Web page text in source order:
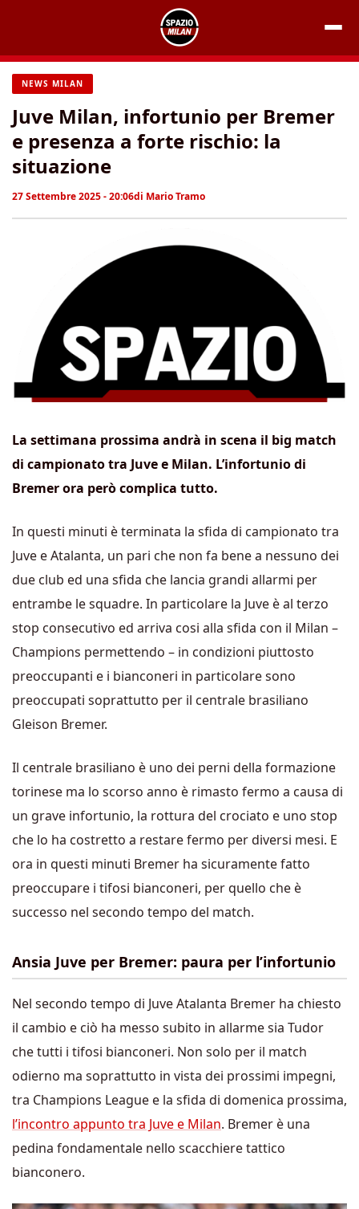
contenuto
NEWS MILAN
Juve Milan, infortunio per Bremer
e presenza a forte rischio: la
situazione
27 Settembre 2025 - 20:06di Mario Tramo
La settimana prossima andrà in scena il big match
di campionato tra Juve e Milan. L’infortunio di
Bremer ora però complica tutto.
In questi minuti è terminata la sfida di campionato tra
Juve e Atalanta, un pari che non fa bene a nessuno dei
due club ed una sfida che lancia grandi allarmi per
entrambe le squadre. In particolare la Juve è al terzo
stop consecutivo ed arriva cosi alla sfida con il Milan –
Champions permettendo – in condizioni piuttosto
preoccupanti e i bianconeri in particolare sono
preoccupati soprattutto per il centrale brasiliano
Gleison Bremer.
Il centrale brasiliano è uno dei perni della formazione
torinese ma lo scorso anno è rimasto fermo a causa di
un grave infortunio, la rottura del crociato e uno stop
che lo ha costretto a restare fermo per diversi mesi. E
ora in questi minuti Bremer ha sicuramente fatto
preoccupare i tifosi bianconeri, per quello che è
successo nel secondo tempo del match.
Ansia Juve per Bremer: paura per l’infortunio
Nel secondo tempo di Juve Atalanta Bremer ha chiesto
il cambio e ciò ha messo subito in allarme sia Tudor
che tutti i tifosi bianconeri. Non solo per il match
odierno ma soprattutto in vista dei prossimi impegni,
tra Champions League e la sfida di domenica prossima,
l’incontro appunto tra Juve e Milan. Bremer è una
pedina fondamentale nello scacchiere tattico
bianconero.